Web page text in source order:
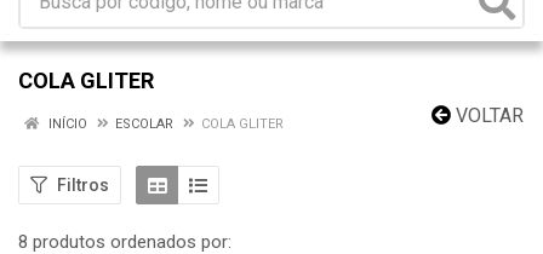
COLA GLITER
VOLTAR
INÍCIO ESCOLAR COLA GLITER
Filtros
8 produtos ordenados por: